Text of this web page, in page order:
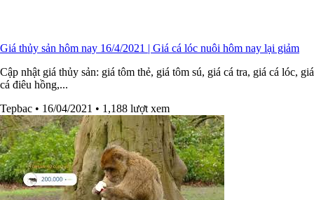
Giá thủy sản hôm nay 16/4/2021 | Giá cá lóc nuôi hôm nay lại giảm
Cập nhật giá thủy sản: giá tôm thẻ, giá tôm sú, giá cá tra, giá cá lóc, giá
cá điêu hồng,...
Tepbac • 16/04/2021 • 1,188 lượt xem